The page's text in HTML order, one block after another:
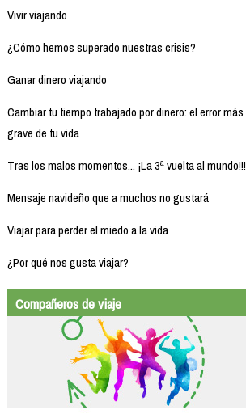
Vivir viajando
¿Cómo hemos superado nuestras crisis?
Ganar dinero viajando
Cambiar tu tiempo trabajado por dinero: el error más
grave de tu vida
Tras los malos momentos... ¡La 3ª vuelta al mundo!!!
Mensaje navideño que a muchos no gustará
Viajar para perder el miedo a la vida
¿Por qué nos gusta viajar?
Compañeros de viaje